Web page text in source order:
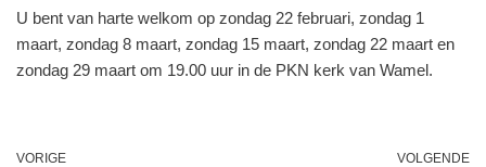
U bent van harte welkom op zondag 22 februari, zondag 1
maart, zondag 8 maart, zondag 15 maart, zondag 22 maart en
zondag 29 maart om 19.00 uur in de PKN kerk van Wamel.
VORIGE VOLGENDE